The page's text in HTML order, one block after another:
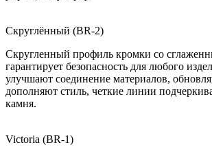
Скруглённый (BR-2)
Скругленный профиль кромки со
гарантирует безопасность для любого
улучшают соединение материалов,
дополняют стиль, четкие линии
камня.
Victoria (BR-1)